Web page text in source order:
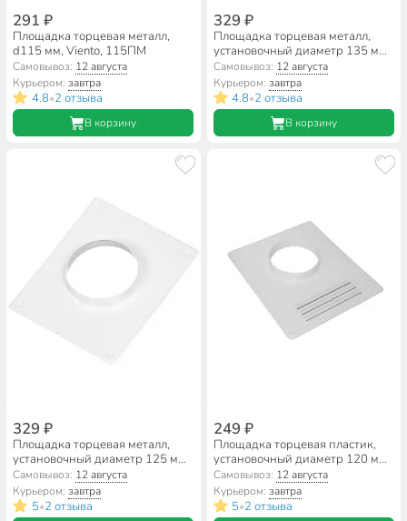
291 ₽
Площадка торцевая металл,
d115 мм, Viento, 115ПМ
Самовывоз: 12 августа
Курьером:завтра
4.8•2 отзыва
В корзину
329 ₽
Площадка торцевая металл,
установочный диаметр 135 мм,
Viento, 135ПМ
Самовывоз: 12 августа
Курьером: завтра
4.8•2 отзыва
В корзину
329 ₽
Площадка торцевая металл,
установочный диаметр 125 мм,
Viento, 125ПМ
Самовывоз: 12 августа
Курьером:завтра
5•2 отзыва
249 ₽
Площадка торцевая пластик,
установочный диаметр 120 мм,
с решеткой, 205х240 фланец
D120, Viento, 120ПР
Самовывоз: 12 августа
Курьером: завтра
5•2 отзыва